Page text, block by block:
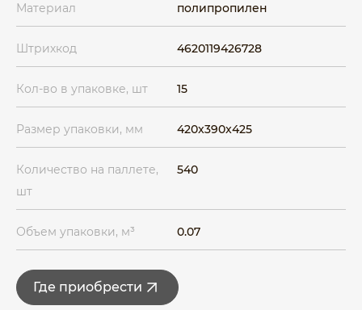
Материал полипропилен
Штрихкод 4620119426728
Кол-во в упаковке, шт 15
Размер упаковки, мм 420x390x425
Количество на паллете,
шт
540
Объем упаковки, м³ 0.07
Где приобрести